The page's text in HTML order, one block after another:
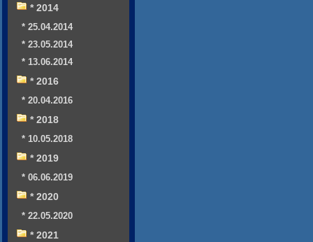
* 2014
* 25.04.2014
* 23.05.2014
* 13.06.2014
* 2016
* 20.04.2016
* 2018
* 10.05.2018
* 2019
* 06.06.2019
* 2020
* 22.05.2020
* 2021